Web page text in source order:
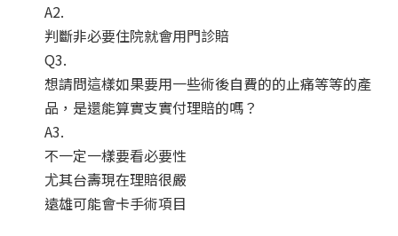
A2.
判斷非必要住院就會用門診賠
Q3.
想請問這樣如果要用一些術後自費的的止痛等等的產
品，是還能算實支實付理賠的嗎？
A3.
不一定一樣要看必要性
尤其台壽現在理賠很嚴
遠雄可能會卡手術項目